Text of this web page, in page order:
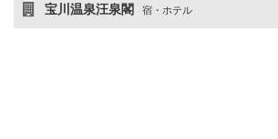
宝川温泉汪泉閣 宿・ホテル